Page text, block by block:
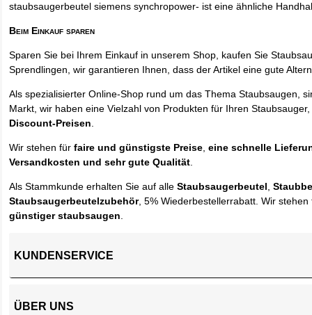
staubsaugerbeutel siemens synchropower- ist eine ähnliche
Beim Einkauf sparen
Sparen Sie bei Ihrem Einkauf in unserem Shop, kaufen Sie
Sprendlingen, wir garantieren Ihnen, dass der Artikel eine gute
Als spezialisierter Online-Shop rund um das Thema Staubsaugen,
Markt, wir haben eine Vielzahl von Produkten für Ihren
Discount-Preisen.
Wir stehen fürfaire und günstigste Preise,eine schnelle
Versandkosten und sehr gute Qualität.
Als Stammkunde erhalten Sie auf alleStaubsaugerbeutel,
Staubsaugerbeutelzubehör, 5% Wiederbestellerrabatt. Wir
günstiger staubsaugen.
KUNDENSERVICE
ÜBER UNS